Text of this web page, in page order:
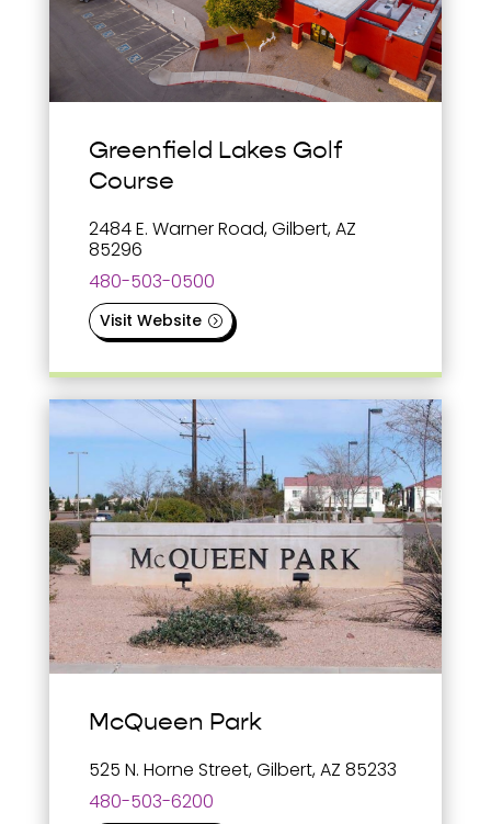
Greenfield Lakes Golf
Course
2484 E. Warner Road, Gilbert, AZ
85296
480-503-0500
Visit Website
McQueen Park
525 N. Horne Street, Gilbert, AZ 85233
480-503-6200